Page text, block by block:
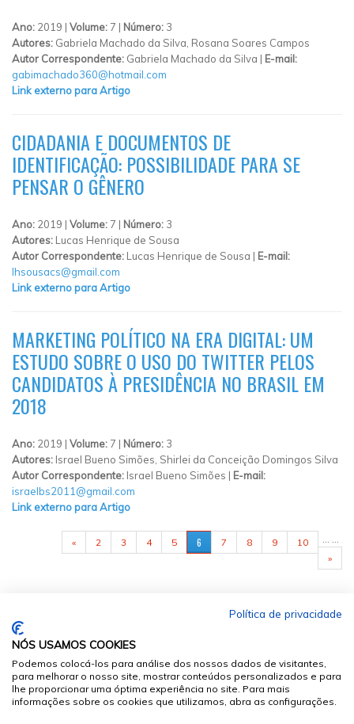
Ano: 2019 | Volume: 7 | Número: 3
Autores: Gabriela Machado da Silva, Rosana Soares Campos
Autor Correspondente: Gabriela Machado da Silva | E-mail:
gabimachado360@hotmail.com
Link externo para Artigo
CIDADANIA E DOCUMENTOS DE
IDENTIFICAÇÃO: POSSIBILIDADE PARA SE
PENSAR O GÊNERO
Ano: 2019 | Volume: 7 | Número: 3
Autores: Lucas Henrique de Sousa
Autor Correspondente: Lucas Henrique de Sousa | E-mail:
lhsousacs@gmail.com
Link externo para Artigo
MARKETING POLÍTICO NA ERA DIGITAL: UM
ESTUDO SOBRE O USO DO TWITTER PELOS
CANDIDATOS À PRESIDÊNCIA NO BRASIL EM
2018
Ano: 2019 | Volume: 7 | Número: 3
Autores: Israel Bueno Simões, Shirlei da Conceição Domingos Silva
Autor Correspondente: Israel Bueno Simões | E-mail:
israelbs2011@gmail.com
Link externo para Artigo
PÁGINAS
« 2 3 4 5 6 7 8 9 10
»
Política de privacidade
NÓS USAMOS COOKIES
Podemos colocá-los para análise dos nossos dados de visitantes,
para melhorar o nosso site, mostrar conteúdos personalizados e para
lhe proporcionar uma óptima experiência no site. Para mais
informações sobre os cookies que utilizamos, abra as configurações.